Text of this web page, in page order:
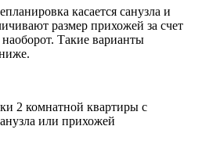
касается санузла и
размер прихожей за счет
Такие варианты
2 комнатной квартиры с
или прихожей